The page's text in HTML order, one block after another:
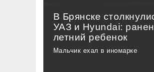
В Брянске
УАЗ и Hyundai:
летний ребенок
Мальчик ехал в иномарке